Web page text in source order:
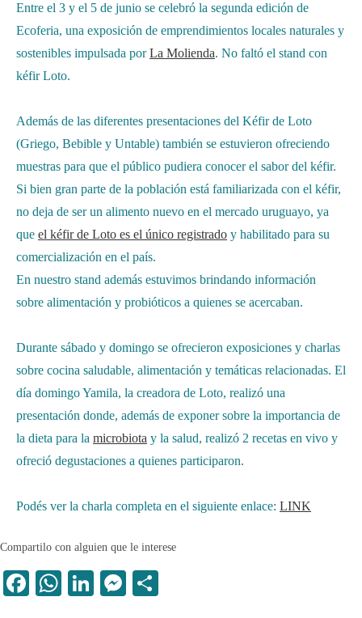
Entre el 3 y el 5 de junio se celebró la segunda edición de
Ecoferia, una exposición de emprendimientos locales naturales y
sostenibles impulsada porLa Molienda. No faltó el stand con
kéfir Loto.
Además de las diferentes presentaciones del Kéfir de Loto
(Griego, Bebible y Untable) también se estuvieron ofreciendo
muestras para que el público pudiera conocer el sabor del kéfir.
Si bien gran parte de la población está familiarizada con el kéfir,
no deja de ser un alimento nuevo en el mercado uruguayo, ya
que el kéfir de Loto es el único registrado y habilitado para su
comercialización en el país.
En nuestro stand además estuvimos brindando información
sobre alimentación y probióticos a quienes se acercaban.
Durante sábado y domingo se ofrecieron exposiciones y charlas
sobre cocina saludable, alimentación y temáticas relacionadas. El
día domingo Yamila, la creadora de Loto, realizó una
presentación donde, además de exponer sobre la importancia de
la dieta para la microbiota y la salud, realizó 2 recetas en vivo y
ofreció degustaciones a quienes participaron.
Podés ver la charla completa en el siguiente enlace: LINK
Compartilo con alguien que le interese
Fa
W
Li
M